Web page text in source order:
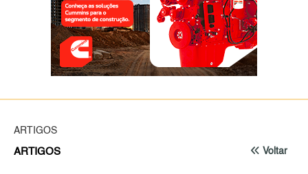
ARTIGOS
Voltar
ARTIGOS